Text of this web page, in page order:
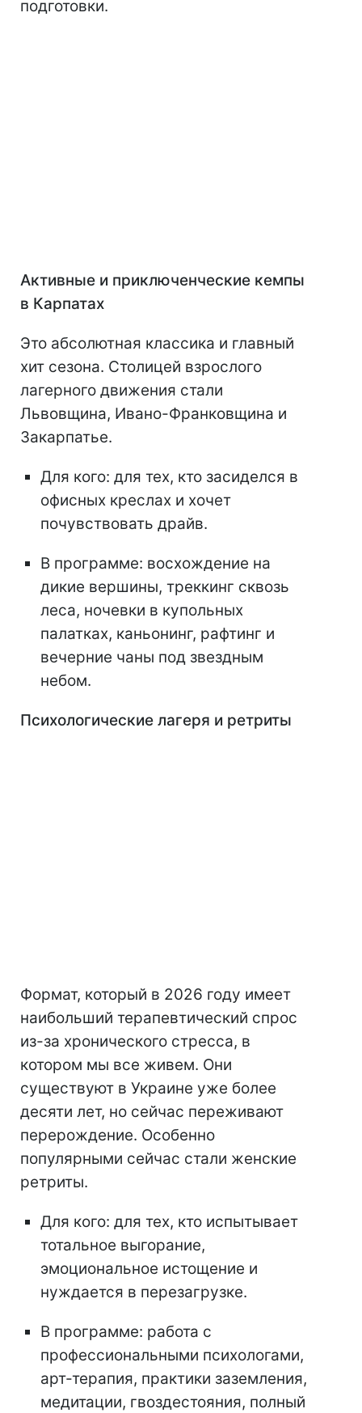
подготовки.
Активные и приключенческие кемпы
в Карпатах
Это абсолютная классика и главный
хит сезона. Столицей взрослого
лагерного движения стали
Львовщина, Ивано-Франковщина и
Закарпатье.
Для кого: для тех, кто засиделся в
офисных креслах и хочет
почувствовать драйв.
В программе: восхождение на
дикие вершины, треккинг сквозь
леса, ночевки в купольных
палатках, каньонинг, рафтинг и
вечерние чаны под звездным
небом.
Психологические лагеря и ретриты
Формат, который в 2026 году имеет
наибольший терапевтический спрос
из-за хронического стресса, в
котором мы все живем. Они
существуют в Украине уже более
десяти лет, но сейчас переживают
перерождение. Особенно
популярными сейчас стали женские
ретриты.
Для кого: для тех, кто испытывает
тотальное выгорание,
эмоциональное истощение и
нуждается в перезагрузке.
В программе: работа с
профессиональными психологами,
арт-терапия, практики заземления,
медитации, гвоздестояния, полный